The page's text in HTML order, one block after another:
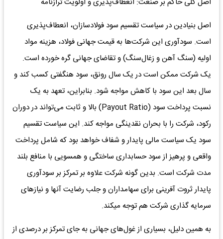
اصل بنیادین در سیاست تقسیم سود فولادسازان، انعطاف‌پذیری
است. سودآوری این شرکت‌ها به قیمت جهانی فولاد، هزینه مواد
اولیه (سنگ آهن و زغال‌سنگ) و تقاضای جهانی گره خورده است.
یک شرکت ممکن است در یک سال رونق، سود هنگفتی کسب کند و
سال بعد این سود با کاهش مواجه شود. بنابراین، تعهد به یک
نسبت پرداخت سود (Payout Ratio) بالا و ثابت می‌تواند در دوران
رکود، شرکت را با بحران نقدینگی مواجه کند. این سیاست تقسیم
سود یک سیاست مالی پایدار و شفاف خواهد بود که شامل پرداخت
واقعی و پرهیز از سود حسابداری ساختگی و همسویی با منافع بلند
مدت شرکت است. بدین گونه شرکت علاوه بر تمرکز بر سودآوری
پایدار ثروت آفرینی برای سهامداران و جلب رضایت آنها و نیازهای
سرمایه گذاری شرکت هم توجه میکند.
به همین دلیل، بسیاری از غول‌های جهانی به جای تمرکز بر درصدی از